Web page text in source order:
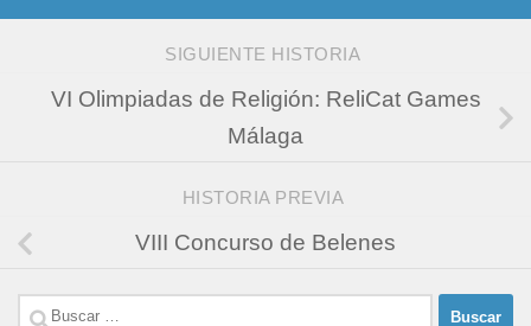
SIGUIENTE HISTORIA
VI Olimpiadas de Religión: ReliCat Games
Málaga
HISTORIA PREVIA
VIII Concurso de Belenes
Buscar: